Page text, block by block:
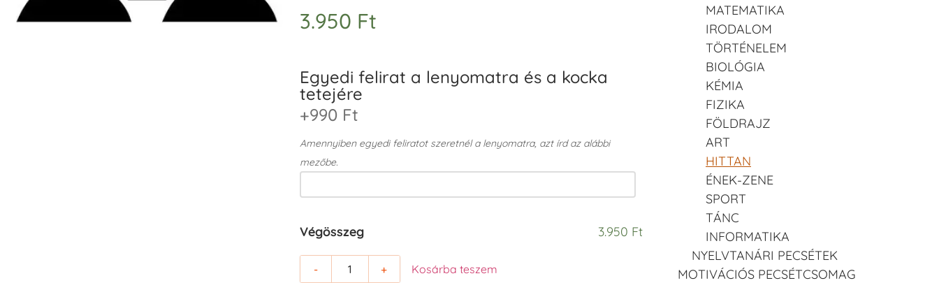
3.950 Ft
Egyedi felirat a lenyomatra és a kocka
tetejére
+990 Ft
Amennyiben egyedi feliratot szeretnél a lenyomatra, azt írd az alábbi
mezőbe.
Végösszeg 3.950 Ft
- + Kosárba teszem
MATEMATIKA
IRODALOM
TÖRTÉNELEM
BIOLÓGIA
KÉMIA
FIZIKA
FÖLDRAJZ
ART
HITTAN
ÉNEK-ZENE
SPORT
TÁNC
INFORMATIKA
NYELVTANÁRI PECSÉTEK
MOTIVÁCIÓS PECSÉTCSOMAG